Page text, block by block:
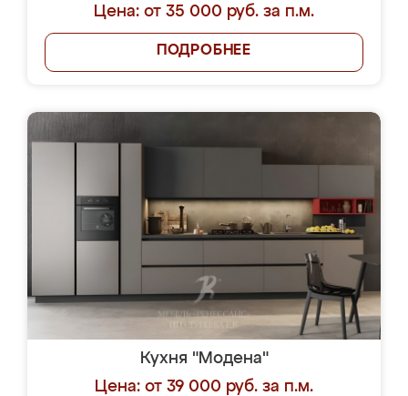
Цена: от 35 000 руб. за п.м.
ПОДРОБНЕЕ
Кухня "Модена"
Цена: от 39 000 руб. за п.м.